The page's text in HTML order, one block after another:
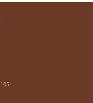
105